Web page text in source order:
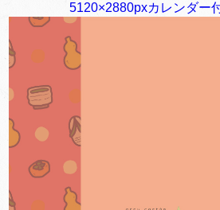
5120×2880pxカレンダー